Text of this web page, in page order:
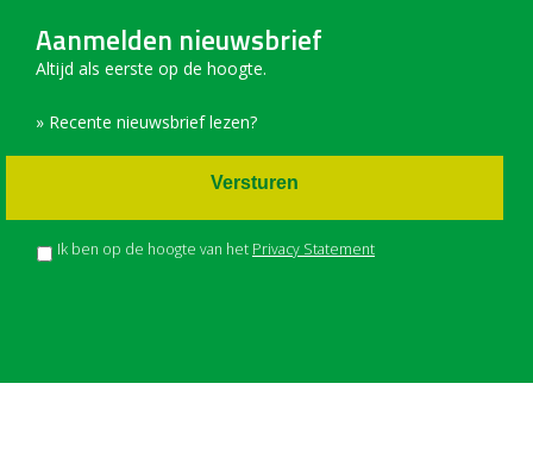
Aanmelden nieuwsbrief
Altijd als eerste op de hoogte.
» Recente nieuwsbrief lezen?
Ik ben op de hoogte van het Privacy Statement
Versturen